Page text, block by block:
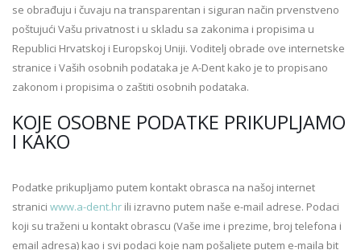
se obrađuju i čuvaju na transparentan i siguran način prvenstveno
poštujući Vašu privatnost i u skladu sa zakonima i propisima u
Republici Hrvatskoj i Europskoj Uniji. Voditelj obrade ove internetske
stranice i Vaših osobnih podataka je A-Dent kako je to propisano
zakonom i propisima o zaštiti osobnih podataka.
KOJE OSOBNE PODATKE PRIKUPLJAMO
I KAKO
Podatke prikupljamo putem kontakt obrasca na našoj internet
stranici www.a-dent.hr ili izravno putem naše e-mail adrese. Podaci
koji su traženi u kontakt obrascu (Vaše ime i prezime, broj telefona i
email adresa) kao i svi podaci koje nam pošaljete putem e-maila bit